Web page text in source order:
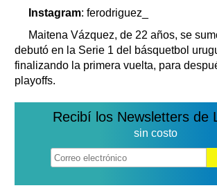
Instagram: ferodriguez_
Maitena Vázquez, de 22 años, se
debutó en la Serie 1 del básquetbol
finalizando la primera vuelta, para
playoffs.
Recibí los Newsletters de
sin costo